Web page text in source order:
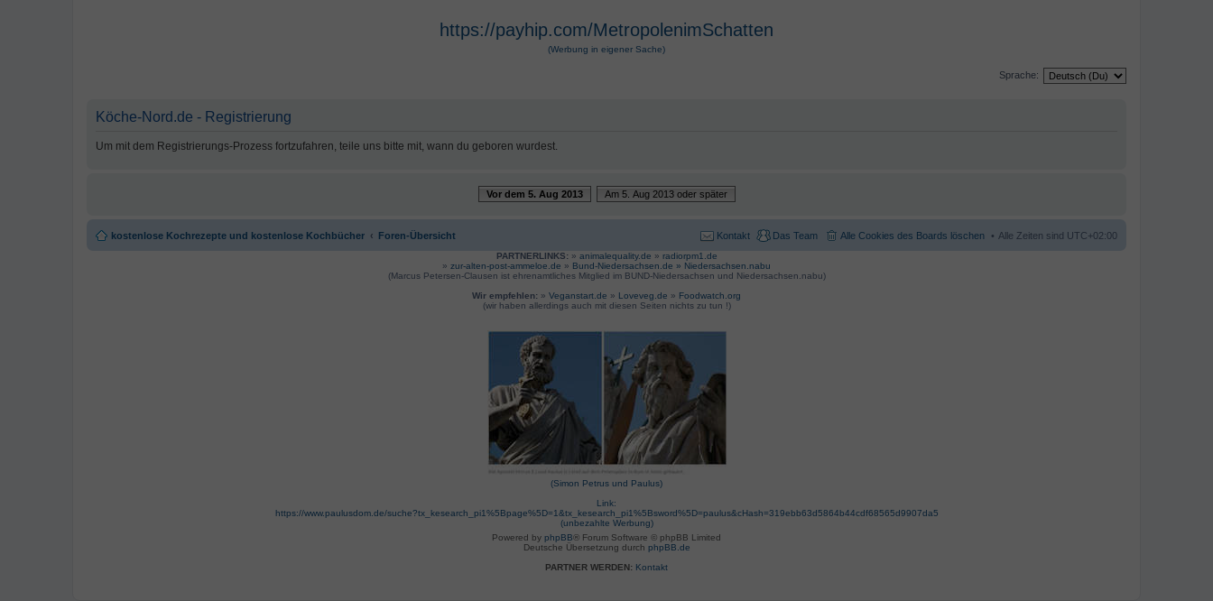
https://payhip.com/MetropolenimSchatten
(Werbung in eigener Sache)
Sprache:
Köche-Nord.de - Registrierung
Um mit dem Registrierungs-Prozess fortzufahren, teile uns bitte mit, wann du geboren wurdest.
Vor dem 5. Aug 2013 Am 5. Aug 2013 oder später
kostenlose Kochrezepte und kostenlose Kochbücher Foren-Übersicht Alle Zeiten sind UTC+02:00
Alle Cookies des Boards löschen
Das Team
Kontakt
PARTNERLINKS: » animalequality.de » radiorpm1.de
» zur-alten-post-ammeloe.de » Bund-Niedersachsen.de » Niedersachsen.nabu
(Marcus Petersen-Clausen ist ehrenamtliches Mitglied im BUND-Niedersachsen und Niedersachsen.nabu)
Wir empfehlen: » Veganstart.de » Loveveg.de » Foodwatch.org
(wir haben allerdings auch mit diesen Seiten nichts zu tun !)
(Simon Petrus und Paulus)
Link:
https://www.paulusdom.de/suche?tx_kesearch_pi1%5Bpage%5D=1&tx_kesearch_pi1%5Bsword%5D=paulus&cHash=319ebb63d5864b44cdf68565d9907da5
(unbezahlte Werbung)
Powered by phpBB® Forum Software © phpBB Limited
Deutsche Übersetzung durch phpBB.de
PARTNER WERDEN: Kontakt